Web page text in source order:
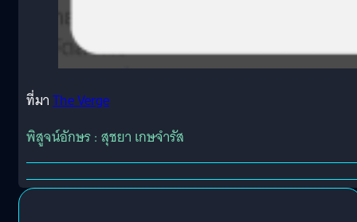
ที่มาThe Verge
พิสูจน์อักษร : สุชยา เกษจำรัส